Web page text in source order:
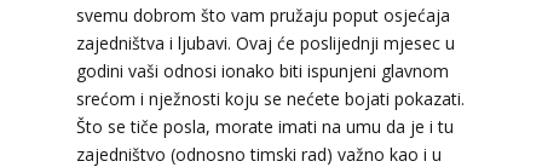
svemu dobrom što vam pružaju poput osjećaja
zajedništva i ljubavi. Ovaj će poslijednji mjesec u
godini vaši odnosi ionako biti ispunjeni glavnom
srećom i nježnosti koju se nećete bojati pokazati.
Što se tiče posla, morate imati na umu da je i tu
zajedništvo (odnosno timski rad) važno kao i u